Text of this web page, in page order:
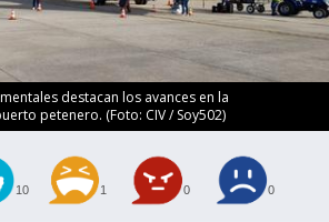
destacan los avances en la
petenero. (Foto: CIV / Soy502)
10 1 0 0